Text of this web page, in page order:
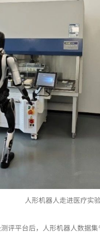
人形机器人走进医疗实
评平台后，人形机器人数据